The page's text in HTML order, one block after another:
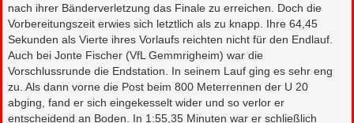
nach ihrer Bänderverletzung das Finale zu erreichen. Doch die
Vorbereitungszeit erwies sich letztlich als zu knapp. Ihre 64,45
Sekunden als Vierte ihres Vorlaufs reichten nicht für den Endlauf.
Auch bei Jonte Fischer (VfL Gemmrigheim) war die
Vorschlussrunde die Endstation. In seinem Lauf ging es sehr eng
zu. Als dann vorne die Post beim 800 Meterrennen der U 20
abging, fand er sich eingekesselt wider und so verlor er
entscheidend an Boden. In 1:55,35 Minuten war er schließlich